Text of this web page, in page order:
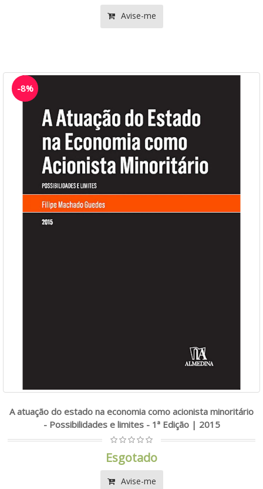
Avise-me
-8%
A atuação do estado na economia como acionista minoritário
- Possibilidades e limites - 1ª Edição | 2015
Esgotado
Avise-me